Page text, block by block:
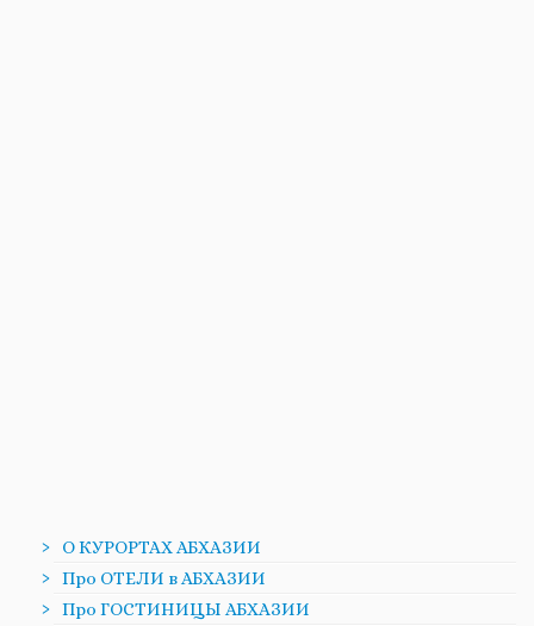
О КУРОРТАХ АБХАЗИИ
Про ОТЕЛИ в АБХАЗИИ
Про ГОСТИНИЦЫ АБХАЗИИ